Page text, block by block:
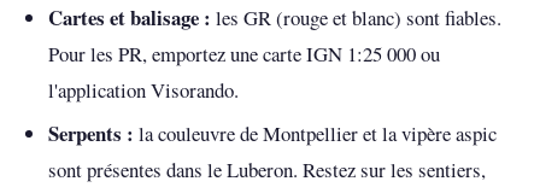
Cartes et balisage : les GR (rouge et blanc) sont fiables.
Pour les PR, emportez une carte IGN 1:25 000 ou
l'application Visorando.
Serpents : la couleuvre de Montpellier et la vipère aspic
sont présentes dans le Luberon. Restez sur les sentiers,